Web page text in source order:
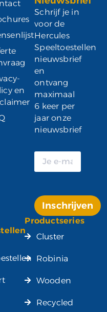
en
Schrijf je in
voor de
Hercules
Speeltoestellen
nieuwsbrief
en
ontvang
maximaal
6 keer per
jaar onze
nieuwsbrief
Inschrijven
Alternative:
Productseries
Cluster
Robinia
Wooden
Recycled